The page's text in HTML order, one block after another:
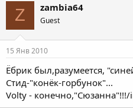
Z zambia64
Guest
15 Янв 2010
Ёбрик был,разумеется,
Стид-"конёк-горбунок"...
Volty -